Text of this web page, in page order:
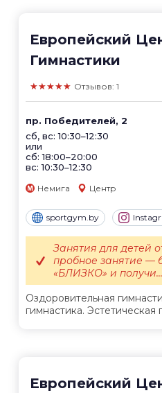
Европейский
Гимнастики
★★★★★ Отзывов: 1
пр. Победителей, 2
сб, вс: 10:30–12:30
или
сб: 18:00–20:00
вс: 10:30–12:30
Немига Центр
sportgym.by
Оздоровительная
гимнастика. Эстетическая
Занятия для детей
пробное занятие —
«БЛИЗКО» и получи...
Европейский